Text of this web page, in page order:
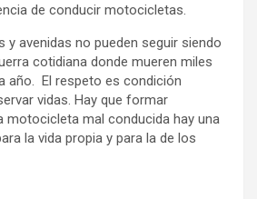
de conducir motocicletas.
y avenidas no pueden seguir siendo
cotidiana donde mueren miles
año. El respeto es condición
vidas. Hay que formar
motocicleta mal conducida hay una
la vida propia y para la de los